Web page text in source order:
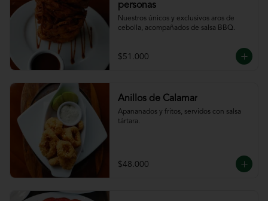
personas
Nuestros únicos y exclusivos aros de
cebolla, acompañados de salsa BBQ.
$51.000
Anillos de Calamar
Apananados y fritos, servidos con salsa
tártara.
$48.000